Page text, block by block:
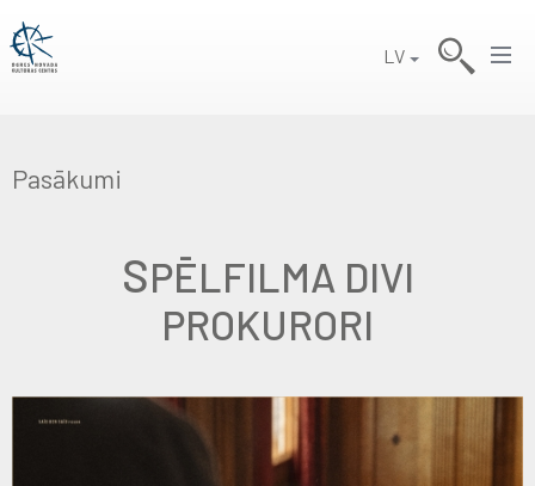
LV
Pasākumi
SPĒLFILMA DIVI
PROKURORI